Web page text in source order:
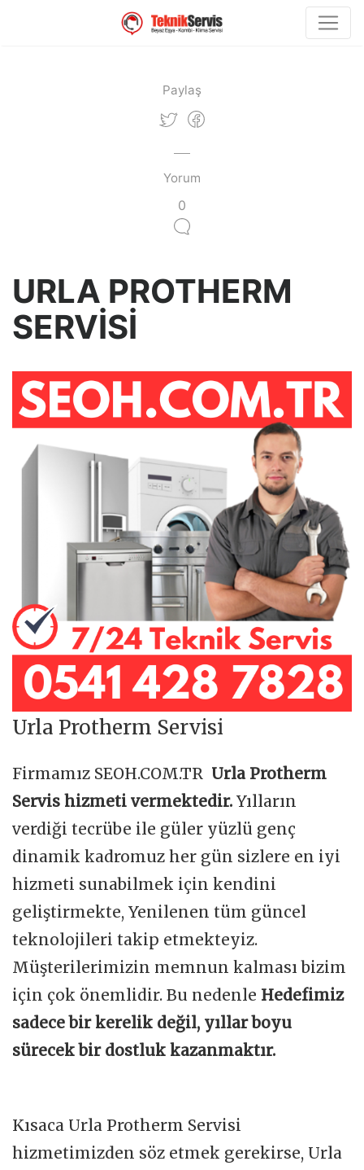
Paylaş
Yorum
0
URLA PROTHERM
SERVİSİ
Urla Protherm Servisi
Firmamız SEOH.COM.TR Urla Protherm
Servis hizmeti vermektedir. Yılların
verdiği tecrübe ile güler yüzlü genç
dinamik kadromuz her gün sizlere en iyi
hizmeti sunabilmek için kendini
geliştirmekte, Yenilenen tüm güncel
teknolojileri takip etmekteyiz.
Müşterilerimizin memnun kalması bizim
için çok önemlidir. Bu nedenle Hedefimiz
sadece bir kerelik değil, yıllar boyu
sürecek bir dostluk kazanmaktır.
Kısaca Urla Protherm Servisi
hizmetimizden söz etmek gerekirse, Urla